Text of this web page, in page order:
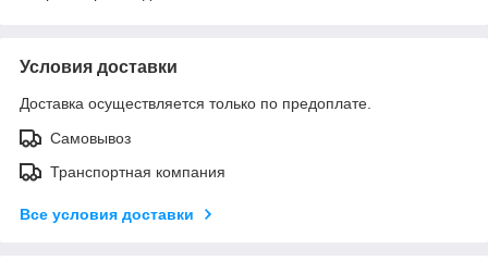
Условия доставки
Доставка осуществляется только по предоплате.
Самовывоз
Транспортная компания
Все условия доставки